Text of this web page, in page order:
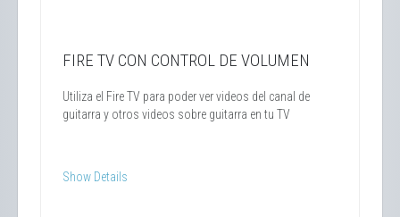
FIRE TV CON CONTROL DE VOLUMEN
Utiliza el Fire TV para poder ver videos del canal de
guitarra y otros videos sobre guitarra en tu TV
Show Details